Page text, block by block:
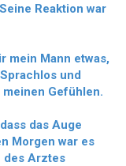
Reaktion war
mein Mann etwas,
und
Gefühlen.
das Auge
Morgen war es
des Arztes